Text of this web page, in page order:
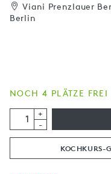
Viani Prenzlauer
Berlin
NOCH 4 PLÄTZE FREI
+
-
KOCHKURS-